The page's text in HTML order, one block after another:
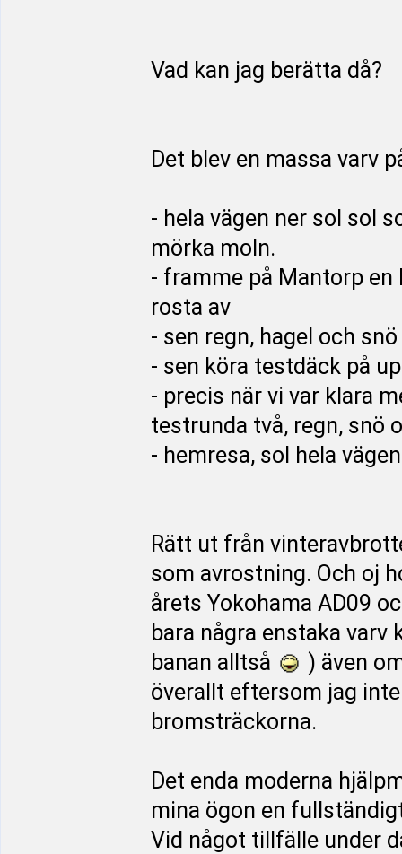
Vad kan jag berätta då?
Det blev en massa varv
- hela vägen ner sol sol
mörka moln.
- framme på Mantorp
rosta av
- sen regn, hagel och snö
- sen köra testdäck på
- precis när vi var klara
testrunda två, regn, snö
- hemresa, sol hela
Rätt ut från
som avrostning. Och oj
årets Yokohama AD09
bara några enstaka
banan alltså
) även
överallt eftersom jag
bromsträckorna.
Det enda moderna
mina ögon en
Vid något tillfälle under